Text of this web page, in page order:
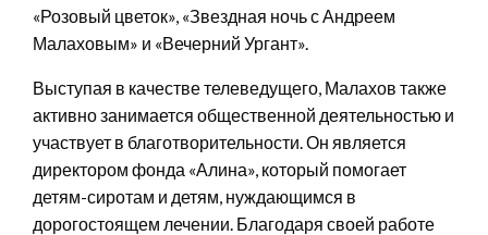
«Розовый цветок», «Звездная ночь с Андреем
Малаховым» и «Вечерний Ургант».
Выступая в качестве телеведущего, Малахов также
активно занимается общественной деятельностью и
участвует в благотворительности. Он является
директором фонда «Алина», который помогает
детям-сиротам и детям, нуждающимся в
дорогостоящем лечении. Благодаря своей работе